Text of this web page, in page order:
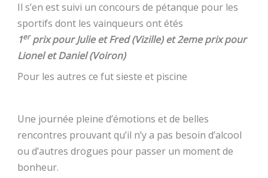
Il s’en est suivi un concours de pétanque pour les
sportifs dont les vainqueurs ont étés
1erprix pour Julie et Fred (Vizille) et 2eme prix pour
Lionel et Daniel (Voiron)
Pour les autres ce fut sieste et piscine
Une journée pleine d’émotions et de belles
rencontres prouvant qu’il n’y a pas besoin d’alcool
ou d’autres drogues pour passer un moment de
bonheur.